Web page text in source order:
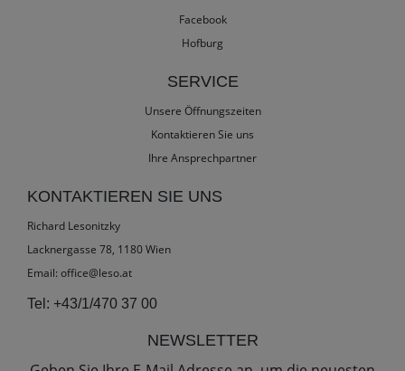
Facebook
Hofburg
SERVICE
Unsere Öffnungszeiten
Kontaktieren Sie uns
Ihre Ansprechpartner
KONTAKTIEREN SIE UNS
Richard Lesonitzky
Lacknergasse 78, 1180 Wien
Email: office@leso.at
Tel: +43/1/470 37 00
NEWSLETTER